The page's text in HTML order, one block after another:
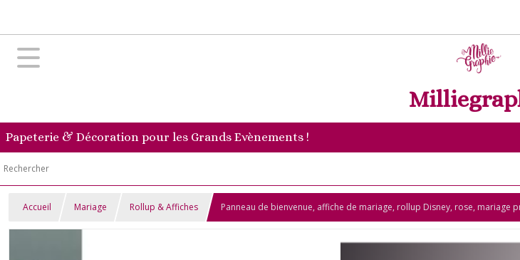
Papeterie & Décoration pour les Grands Evènements !
Accueil Mariage Rollup & Affiches Panneau de bienvenue, affiche de mariage, rollup Disney, rose, mariage